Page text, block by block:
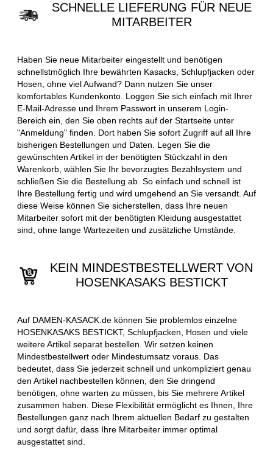
SCHNELLE LIEFERUNG FÜR NEUE
MITARBEITER
Haben Sie neue Mitarbeiter eingestellt und benötigen
schnellstmöglich Ihre bewährten Kasacks, Schlupfjacken oder
Hosen, ohne viel Aufwand? Dann nutzen Sie unser
komfortables Kundenkonto. Loggen Sie sich einfach mit Ihrer
E-Mail-Adresse und Ihrem Passwort in unserem Login-
Bereich ein, den Sie oben rechts auf der Startseite unter
"Anmeldung" finden. Dort haben Sie sofort Zugriff auf all Ihre
bisherigen Bestellungen und Daten. Legen Sie die
gewünschten Artikel in der benötigten Stückzahl in den
Warenkorb, wählen Sie Ihr bevorzugtes Bezahlsystem und
schließen Sie die Bestellung ab. So einfach und schnell ist
Ihre Bestellung fertig und wird umgehend an Sie versandt. Auf
diese Weise können Sie sicherstellen, dass Ihre neuen
Mitarbeiter sofort mit der benötigten Kleidung ausgestattet
sind, ohne lange Wartezeiten und zusätzliche Umstände.
KEIN MINDESTBESTELLWERT VON
HOSENKASAKS BESTICKT
Auf DAMEN-KASACK.de können Sie problemlos einzelne
HOSENKASAKS BESTICKT, Schlupfjacken, Hosen und viele
weitere Artikel separat bestellen. Wir setzen keinen
Mindestbestellwert oder Mindestumsatz voraus. Das
bedeutet, dass Sie jederzeit schnell und unkompliziert genau
den Artikel nachbestellen können, den Sie dringend
benötigen, ohne warten zu müssen, bis Sie mehrere Artikel
zusammen haben. Diese Flexibilität ermöglicht es Ihnen, Ihre
Bestellungen ganz nach Ihrem aktuellen Bedarf zu gestalten
und sorgt dafür, dass Ihre Mitarbeiter immer optimal
ausgestattet sind.